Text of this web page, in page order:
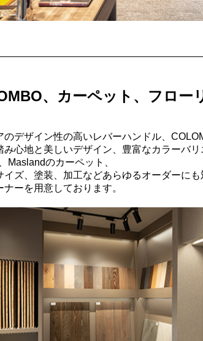
、カーペット、フロー
のデザイン性の高いレバーハンドル、
み心地と美しいデザイン、豊富なカラーバ
Maslandのカーペット、
イズ、塗装、加工などあらゆるオーダーにも
ナーを用意しております。